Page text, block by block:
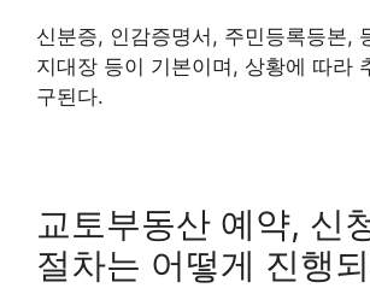
신분증, 인감증명서, 주민등록등본,
지대장 등이 기본이며, 상황에 따라
구된다.
교토부동산 예약, 신
절차는 어떻게 진행